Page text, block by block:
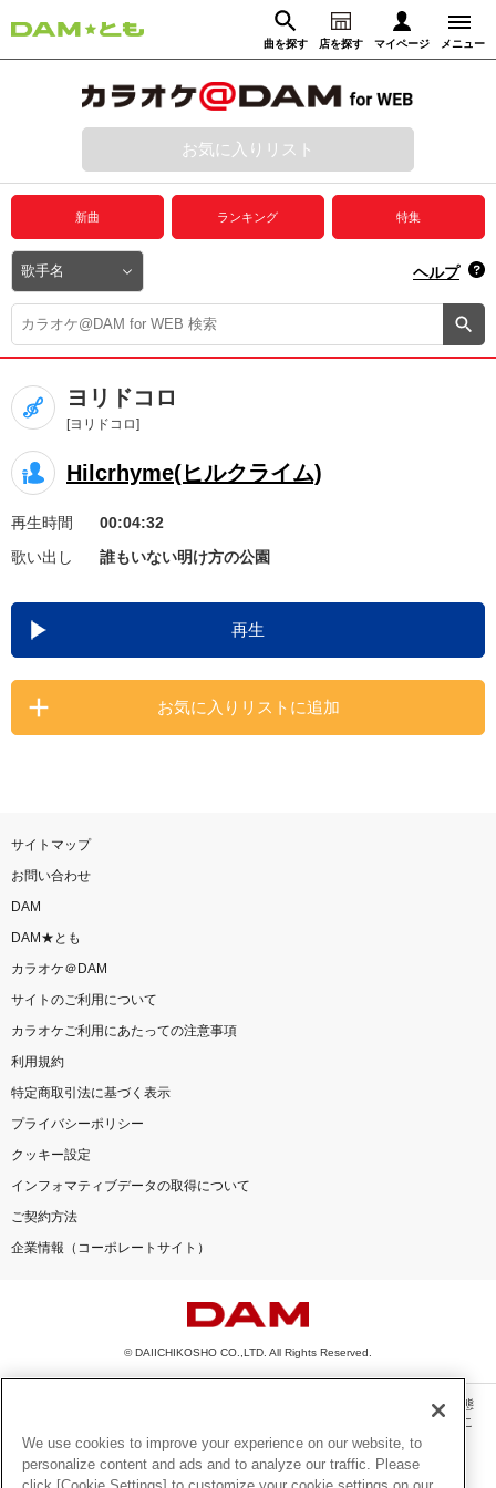
曲を探す 店を探す マイページ メニュー
動画からさがす 録音からさがす
ログイン
プレミアムサービス
DAM★とも動画
DAM★とも録音
カラオケ＠DAM
ユーザー検索
キャンペーン
お知らせ よくあるご質問
DAMの新曲・ランキングなど
カラオケ最新情報をチェック！
お気に入りリスト
新曲 ランキング 特集
ヘルプ
ヨリドコロ
[ヨリドコロ]
Hilcrhyme(ヒルクライム)
再生時間
00:04:32
歌い出し
誰もいない明け方の公園
再生
お気に入りリストに追加
サイトマップ
お問い合わせ
DAM
DAM★とも
カラオケ＠DAM
サイトのご利用について
カラオケご利用にあたっての注意事項
利用規約
特定商取引法に基づく表示
プライバシーポリシー
クッキー設定
インフォマティブデータの取得について
ご契約方法
企業情報（コーポレートサイト）
© DAIICHIKOSHO CO.,LTD. All Rights Reserved.
このサイトに掲載されている一切の文章・画像・写真・動画・音声等を、手段や形態
を問わず、著作権法の定める範囲を超えて無断で複製、転載、ファイル化などするこ
とを禁じます。
楽曲及びコンテンツは、機種によりご利用いただけない場合があります。
We use cookies to improve your experience on our website, to
personalize content and ads and to analyze our traffic. Please